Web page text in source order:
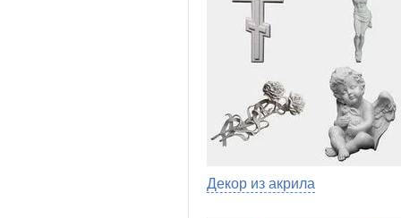
Декор из акрила